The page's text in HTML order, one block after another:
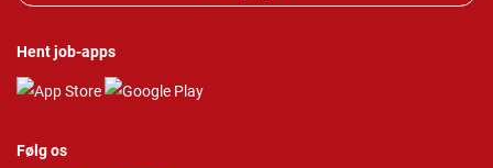
Hent job-apps
Følg os